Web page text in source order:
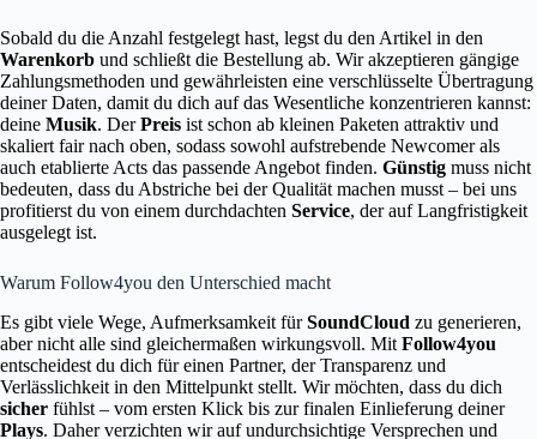
Sobald du die Anzahl festgelegt hast, legst du den Artikel in den
Warenkorb und schließt die Bestellung ab. Wir akzeptieren gängige
Zahlungsmethoden und gewährleisten eine verschlüsselte Übertragung
deiner Daten, damit du dich auf das Wesentliche konzentrieren kannst:
deine Musik. DerPreis ist schon ab kleinen Paketen attraktiv und
skaliert fair nach oben, sodass sowohl aufstrebende Newcomer als
auch etablierte Acts das passende Angebot finden. Günstig muss nicht
bedeuten, dass du Abstriche bei der Qualität machen musst – bei uns
profitierst du von einem durchdachten Service, der auf Langfristigkeit
ausgelegt ist.
Warum Follow4you den Unterschied macht
Es gibt viele Wege, Aufmerksamkeit fürSoundCloud zu generieren,
aber nicht alle sind gleichermaßen wirkungsvoll. Mit Follow4you
entscheidest du dich für einen Partner, der Transparenz und
Verlässlichkeit in den Mittelpunkt stellt. Wir möchten, dass du dich
sicher fühlst – vom ersten Klick bis zur finalen Einlieferung deiner
Plays. Daher verzichten wir auf undurchsichtige Versprechen und